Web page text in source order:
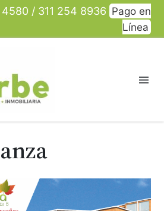
/ 311 254 8936 Pago en
Línea